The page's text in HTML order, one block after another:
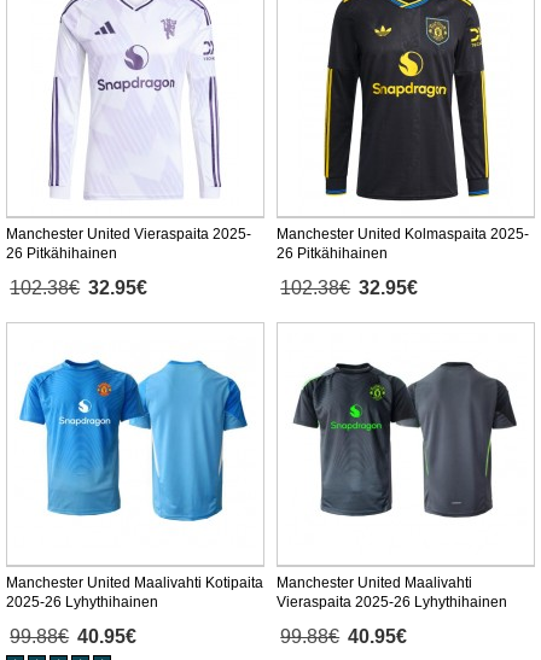
Manchester United Vieraspaita 2025-
26 Pitkähihainen
102.38€ 32.95€
Manchester United Kolmaspaita 2025-
26 Pitkähihainen
102.38€ 32.95€
Manchester United Maalivahti Kotipaita
2025-26 Lyhythihainen
99.88€ 40.95€
Manchester United Maalivahti
Vieraspaita 2025-26 Lyhythihainen
99.88€ 40.95€